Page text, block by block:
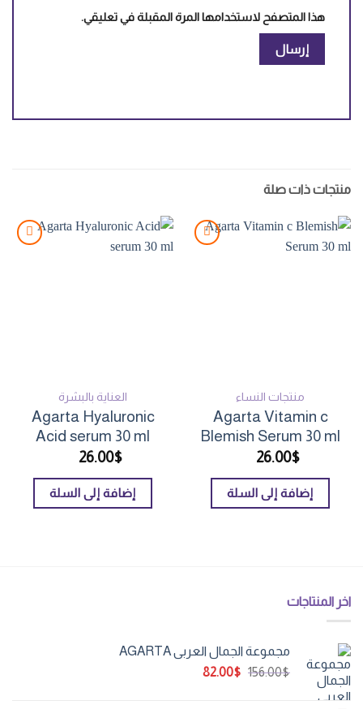
هذا المتصفح لاستخدامها المرة المقبلة في تعليقي.
منتجات ذات صلة
منتجات النساء
Agarta Vitamin c
Blemish Serum 30 ml
26.00$
إضافة إلى السلة
العناية بالبشرة
Agarta Hyaluronic
Acid serum 30 ml
26.00$
إضافة إلى السلة
اخر المنتاجات
مجموعة الجمال العربي AGARTA
156.00$
السعر
82.00$
السعر